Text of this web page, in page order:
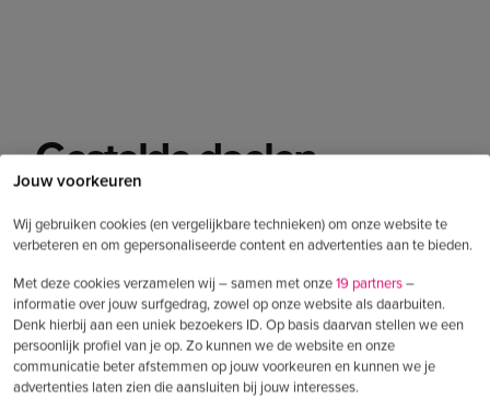
Jouw voorkeuren
Wij gebruiken cookies (en vergelijkbare technieken) om onze website te
verbeteren en om gepersonaliseerde content en advertenties aan te bieden.
Met deze cookies verzamelen wij – samen met onze19 partners–
informatie over jouw surfgedrag, zowel op onze website als daarbuiten.
Denk hierbij aan een uniek bezoekers ID. Op basis daarvan stellen we een
persoonlijk profiel van je op. Zo kunnen we de website en onze
communicatie beter afstemmen op jouw voorkeuren en kunnen we je
advertenties laten zien die aansluiten bij jouw interesses.
Gestelde doelen